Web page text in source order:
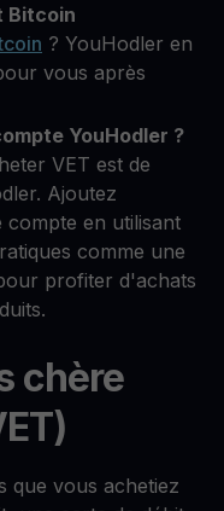
Bitcoin
? YouHodler en
vous après
YouHodler ?
VET est de
Ajoutez
compte en utilisant
comme une
profiter d'achats
chère
que vous achetiez